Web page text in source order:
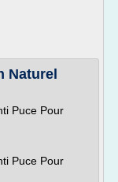
Naturel
Puce Pour
Puce Pour